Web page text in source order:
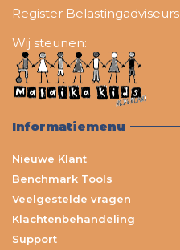
Register Belastingadviseurs
Wij steunen:
Informatiemenu
Nieuwe Klant
Benchmark Tools
Veelgestelde vragen
Klachtenbehandeling
Support